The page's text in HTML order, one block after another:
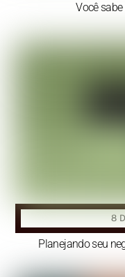
Você
8
Planejando seu